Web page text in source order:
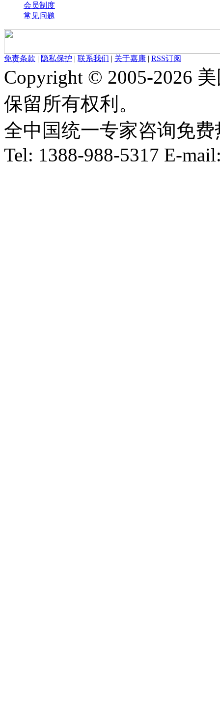
会员制度
常见问题
免责条款 | 隐私保护 | 联系我们 | 关于嘉康 | RSS订阅
Copyright © 2005-2026
保留所有权利。
全中国统一专家咨询免费
Tel: 1388-988-5317 E-